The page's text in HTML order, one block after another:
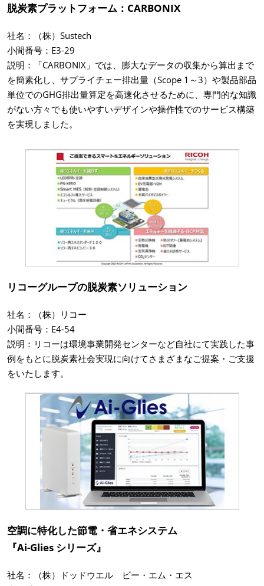
脱炭素プラットフォーム：CARBONIX
社名：（株）Sustech
小間番号：E3-29
説明：「CARBONIX」では、膨大なデータの収集から算出まで
を簡素化し、サプライチェー排出量（Scope 1～3）や製品部品
単位でのGHG排出量算定を高速化させるために、専門的な知識
がない方々でも使いやすいデザインや操作性でのサービス構築
を実現しました。
リコーグループの脱炭素ソリューション
社名：（株）リコー
小間番号：E4-54
説明：リコーは環境事業開発センターなど自社にて実践した事
例をもとに脱炭素社会実現に向けてさまざまなご提案・ご支援
をいたします。
空調に特化した節電・省エネシステム
『Ai-Glies シリーズ』
社名：（株）ドッドウエル ビー・エム・エス